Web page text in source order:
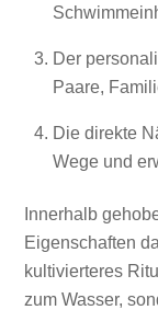
Der
Paare,
Die direkte
Wege und
Innerhalb
Eigenschaften
kultivierteres
zum Wasser,